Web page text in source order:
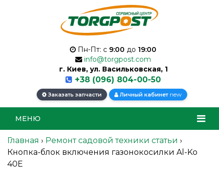
Пн-Пт: с 9:00 до 19:00
info@torgpost.com
г. Киев, ул. Васильковская, 1
+38 (096) 804-00-50
Заказать запчасти Личный кабинет new
МЕНЮ
Главная › Ремонт садовой техники статьи ›
Кнопка-блок включения газонокосилки Al-Ko
40E